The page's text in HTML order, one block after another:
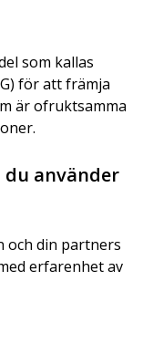
som kallas
för att främja
är ofruktsamma
du använder
och din partners
erfarenhet av